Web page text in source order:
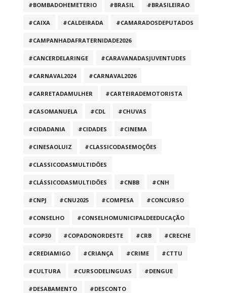
#BOMBADOHEMETERIO #BRASIL #BRASILEIRAO
#CAIXA #CALDEIRADA #CAMARADOSDEPUTADOS
#CAMPANHADAFRATERNIDADE2026
#CANCERDELARINGE #CARAVANADASJUVENTUDES
#CARNAVAL2024 #CARNAVAL2026
#CARRETADAMULHER #CARTEIRADEMOTORISTA
#CASOMANUELA #CDL #CHUVAS
#CIDADANIA #CIDADES #CINEMA
#CINESAOLUIZ #CLASSICODASEMOÇÕES
#CLASSICODASMULTIDÕES
#CLÁSSICODASMULTIDÕES #CNBB #CNH
#CNPJ #CNU2025 #COMPESA #CONCURSO
#CONSELHO #CONSELHOMUNICIPALDEEDUCAÇÃO
#COP30 #COPADONORDESTE #CRB #CRECHE
#CREDIAMIGO #CRIANÇA #CRIME #CTTU
#CULTURA #CURSODELINGUAS #DENGUE
#DESABAMENTO #DESCONTO